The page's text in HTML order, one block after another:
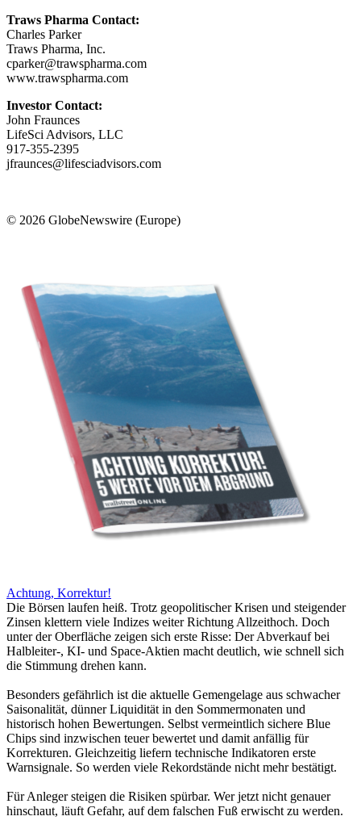
Traws Pharma Contact:
Charles Parker
Traws Pharma, Inc.
cparker@trawspharma.com
www.trawspharma.com
Investor Contact:
John Fraunces
LifeSci Advisors, LLC
917-355-2395
jfraunces@lifesciadvisors.com
© 2026 GlobeNewswire (Europe)
Achtung, Korrektur!
Die Börsen laufen heiß. Trotz geopolitischer Krisen und steigender
Zinsen klettern viele Indizes weiter Richtung Allzeithoch. Doch
unter der Oberfläche zeigen sich erste Risse: Der Abverkauf bei
Halbleiter-, KI- und Space-Aktien macht deutlich, wie schnell sich
die Stimmung drehen kann.
Besonders gefährlich ist die aktuelle Gemengelage aus schwacher
Saisonalität, dünner Liquidität in den Sommermonaten und
historisch hohen Bewertungen. Selbst vermeintlich sichere Blue
Chips sind inzwischen teuer bewertet und damit anfällig für
Korrekturen. Gleichzeitig liefern technische Indikatoren erste
Warnsignale. So werden viele Rekordstände nicht mehr bestätigt.
Für Anleger steigen die Risiken spürbar. Wer jetzt nicht genauer
hinschaut, läuft Gefahr, auf dem falschen Fuß erwischt zu werden.